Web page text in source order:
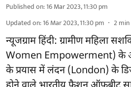
Published on:16 Mar 2023, 11:30 pm
Updated on:16 Mar 2023, 11:30 pm 2
न्यूजग्राम हिंदी: ग्रामीण महिला
Women Empowerment) के
के प्रयास में लंदन (London) के